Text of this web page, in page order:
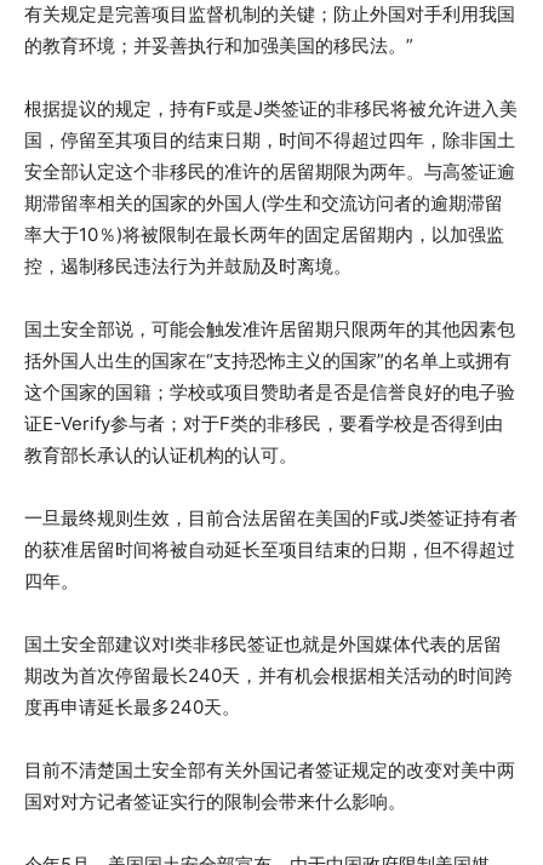
有关规定是完善项目监督机制的关键；防止外国对手利用我国
的教育环境；并妥善执行和加强美国的移民法。”
根据提议的规定，持有F或是J类签证的非移民将被允许进入美
国，停留至其项目的结束日期，时间不得超过四年，除非国土
安全部认定这个非移民的准许的居留期限为两年。与高签证逾
期滞留率相关的国家的外国人(学生和交流访问者的逾期滞留
率大于10％)将被限制在最长两年的固定居留期内，以加强监
控，遏制移民违法行为并鼓励及时离境。
国土安全部说，可能会触发准许居留期只限两年的其他因素包
括外国人出生的国家在“支持恐怖主义的国家”的名单上或拥有
这个国家的国籍；学校或项目赞助者是否是信誉良好的电子验
证E-Verify参与者；对于F类的非移民，要看学校是否得到由
教育部长承认的认证机构的认可。
一旦最终规则生效，目前合法居留在美国的F或J类签证持有者
的获准居留时间将被自动延长至项目结束的日期，但不得超过
四年。
国土安全部建议对I类非移民签证也就是外国媒体代表的居留
期改为首次停留最长240天，并有机会根据相关活动的时间跨
度再申请延长最多240天。
目前不清楚国土安全部有关外国记者签证规定的改变对美中两
国对对方记者签证实行的限制会带来什么影响。